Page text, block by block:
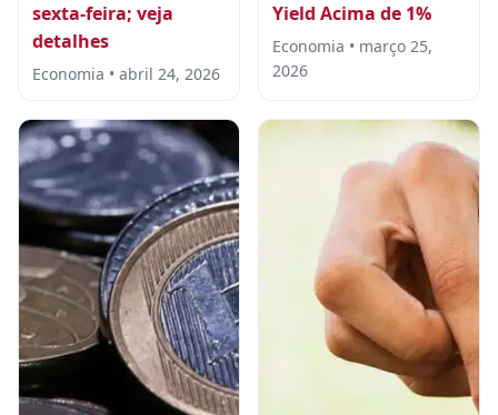
sexta-feira; veja
detalhes
Economia • abril 24, 2026
Yield Acima de 1%
Economia • março 25,
2026